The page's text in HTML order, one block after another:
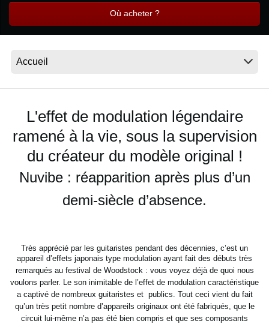
A propos de Korg
Où acheter ?
L'effet de modulation légendaire
ramené à la vie, sous la supervision
du créateur du modèle original !
Nuvibe : réapparition après plus d’un
demi-siècle d’absence.
Très apprécié par les guitaristes pendant des décennies, c’est un
appareil d’effets japonais type modulation ayant fait des débuts très
remarqués au festival de Woodstock : vous voyez déjà de quoi nous
voulons parler. Le son inimitable de l’effet de modulation caractéristique
a captivé de nombreux guitaristes et publics. Tout ceci vient du fait
qu’un très petit nombre d’appareils originaux ont été fabriqués, que le
circuit lui-même n’a pas été bien compris et que ses composants